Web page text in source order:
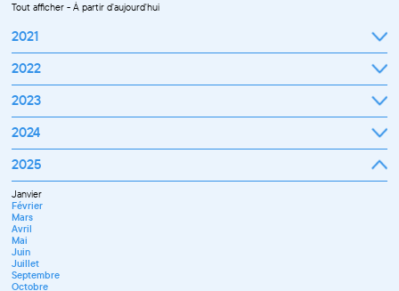
Tout afficher-À partir d'aujourd'hui
2021
Septembre
Novembre
Décembre
2022
Janvier
Mars
Avril
Juillet
Septembre
Octobre
Novembre
Décembre
2023
Janvier
Mars
Avril
Juin
Septembre
Octobre
Novembre
Décembre
2024
Janvier
Mars
Avril
Mai
Juin
Juillet
Septembre
Novembre
Décembre
2025
Janvier
Février
Mars
Avril
Mai
Juin
Juillet
Septembre
Octobre